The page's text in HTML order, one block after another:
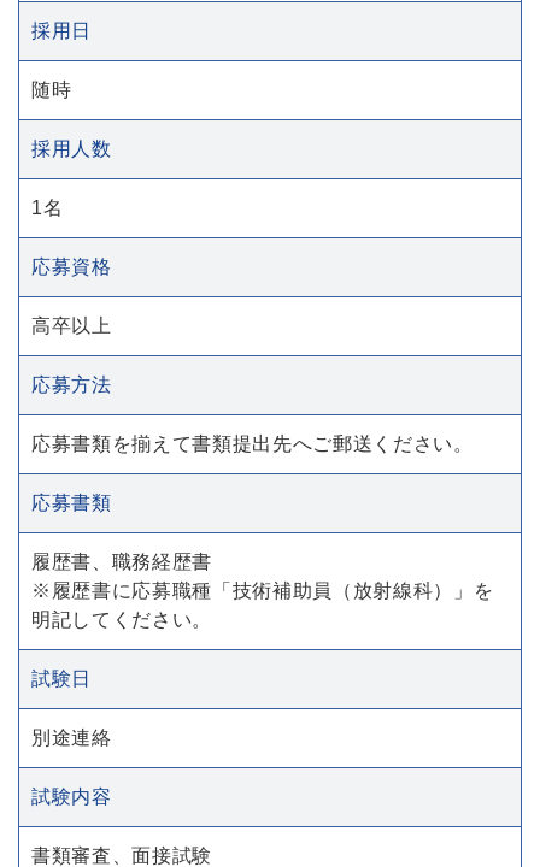
採用日
随時
採用人数
1名
応募資格
高卒以上
応募方法
応募書類を揃えて書類提出先へご郵送ください。
応募書類
履歴書、職務経歴書
※履歴書に応募職種「技術補助員（放射線科）」を
明記してください。
試験日
別途連絡
試験内容
書類審査、面接試験